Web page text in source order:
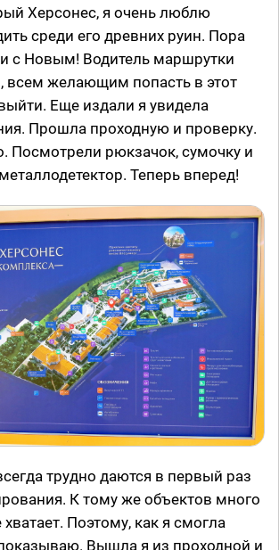
Херсонес, я очень люблю
среди его древних руин. Пора
с Новым! Водитель маршрутки
всем желающим попасть в этот
Еще издали я увидела
Прошла проходную и проверку.
Посмотрели рюкзачок, сумочку и
Теперь вперед!
трудно даются в первый раз
К тому же объектов много
Поэтому, как я смогла
Вышла я из проходной и